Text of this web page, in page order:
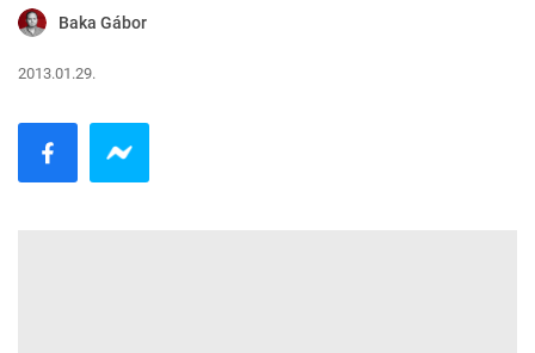
Baka Gábor
2013.01.29.